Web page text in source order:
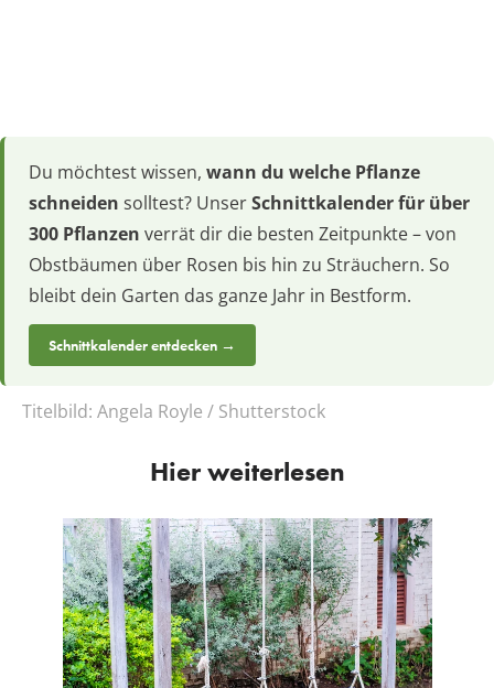
Du möchtest wissen, wann du welche Pflanze
schneiden solltest? UnserSchnittkalender für über
300 Pflanzen verrät dir die besten Zeitpunkte – von
Obstbäumen über Rosen bis hin zu Sträuchern. So
bleibt dein Garten das ganze Jahr in Bestform.
Schnittkalender entdecken →
Titelbild: Angela Royle / Shutterstock
Hier weiterlesen